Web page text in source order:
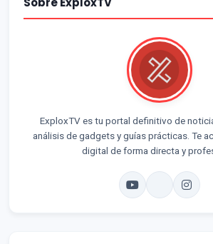
ExploxTV es tu portal definitivo de
análisis de gadgets y guías prácticas. Te
digital de forma directa y